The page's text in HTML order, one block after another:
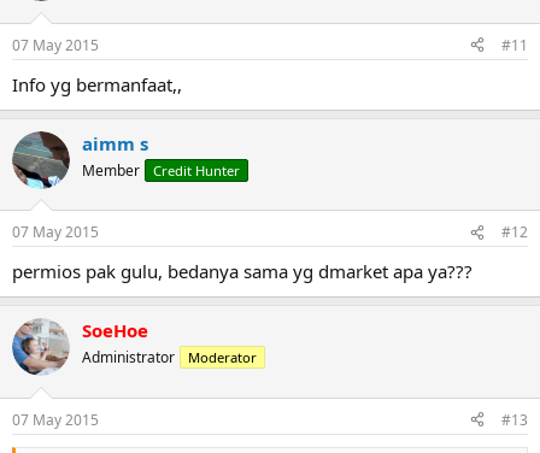
07 May 2015 #11
Info yg bermanfaat,,
aimm s
Member Credit Hunter
07 May 2015 #12
permios pak gulu, bedanya sama yg dmarket apa ya???
SoeHoe
Administrator Moderator
07 May 2015 #13